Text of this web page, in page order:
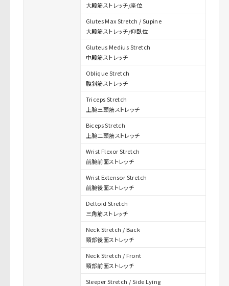
大殿筋ストレッチ/座位
Glutes Max Stretch / Supine
大殿筋ストレッチ/仰臥位
Gluteus Medius Stretch
中殿筋ストレッチ
Oblique Stretch
腹斜筋ストレッチ
Triceps Stretch
上腕三頭筋ストレッチ
Biceps Stretch
上腕二頭筋ストレッチ
Wrist Flexor Stretch
前腕前面ストレッチ
Wrist Extensor Stretch
前腕後面ストレッチ
Deltoid Stretch
三角筋ストレッチ
Neck Stretch / Back
頚部後面ストレッチ
Neck Stretch / Front
頚部前面ストレッチ
Sleeper Stretch / Side Lying